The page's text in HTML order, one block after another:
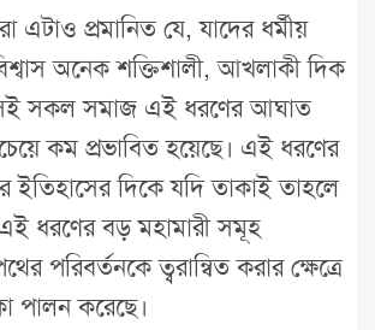
এটাও প্রমানিত যে, যাদের ধর্মীয়
অনেক শক্তিশালী, আখলাকী দিক
সকল সমাজ এই ধরণের আঘাত
কম প্রভাবিত হয়েছে। এই ধরণের
ইতিহাসের দিকে যদি তাকাই তাহলে
ধরণের বড় মহামারী সমূহ
পরিবর্তনকে ত্বরান্বিত করার ক্ষেত্রে
পালন করেছে।